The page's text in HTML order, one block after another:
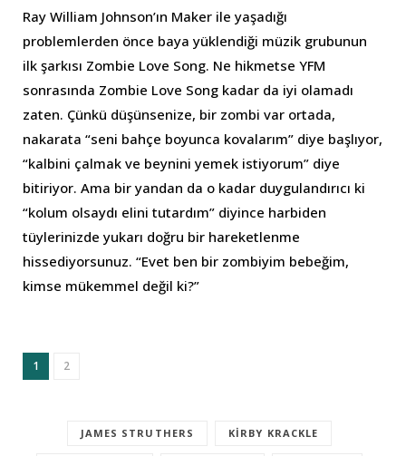
Ray William Johnson’ın Maker ile yaşadığı
problemlerden önce baya yüklendiği müzik grubunun
ilk şarkısı Zombie Love Song. Ne hikmetse YFM
sonrasında Zombie Love Song kadar da iyi olamadı
zaten. Çünkü düşünsenize, bir zombi var ortada,
nakarata “seni bahçe boyunca kovalarım” diye başlıyor,
“kalbini çalmak ve beynini yemek istiyorum” diye
bitiriyor. Ama bir yandan da o kadar duygulandırıcı ki
“kolum olsaydı elini tutardım” diyince harbiden
tüylerinizde yukarı doğru bir hareketlenme
hissediyorsunuz. “Evet ben bir zombiyim bebeğim,
kimse mükemmel değil ki?”
1 2
JAMES STRUTHERS KIRBY KRACKLE